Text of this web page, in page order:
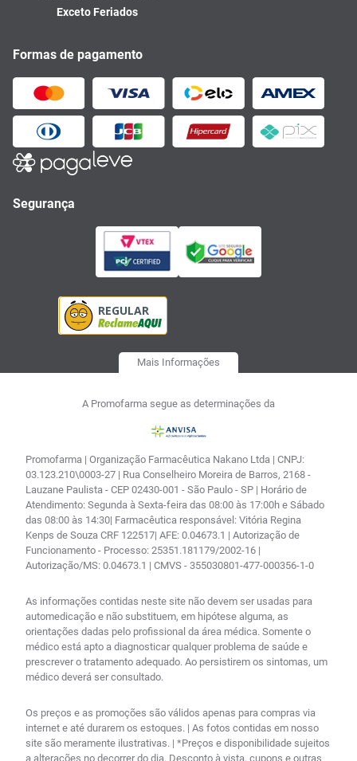
Exceto Feriados
Formas de pagamento
Segurança
Mais Informações
A Promofarma segue as determinações da
Promofarma | Organização Farmacêutica Nakano Ltda | CNPJ:
03.123.210\0003-27 | Rua Conselheiro Moreira de Barros, 2168 -
Lauzane Paulista - CEP 02430-001 - São Paulo - SP | Horário de
Atendimento: Segunda à Sexta-feira das 08:00 às 17:00h e Sábado
das 08:00 às 14:30| Farmacêutica responsável: Vitória Regina
Kenps de Souza CRF 122517| AFE: 0.04673.1 | Autorização de
Funcionamento - Processo: 25351.181179/2002-16 |
Autorização/MS: 0.04673.1 | CMVS - 355030801-477-000356-1-0
As informações contidas neste site não devem ser usadas para
automedicação e não substituem, em hipótese alguma, as
orientações dadas pelo profissional da área médica. Somente o
médico está apto a diagnosticar qualquer problema de saúde e
prescrever o tratamento adequado. Ao persistirem os sintomas, um
médico deverá ser consultado.
Os preços e as promoções são válidos apenas para compras via
internet e até durarem os estoques. | As fotos contidas em nosso
site são meramente ilustrativas. | *Preços e disponibilidade sujeitos
a alterações no decorrer do dia. Desconto à vista, cupons e outras